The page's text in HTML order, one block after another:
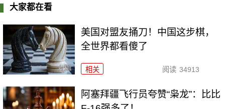
大家都在看
美国对盟友捅刀！中国这步棋，
全世界都看傻了
相关 阅读 34913
阿塞拜疆飞行员夸赞“枭龙”：比比